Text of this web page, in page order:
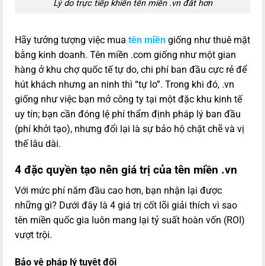
Lý do trực tiếp khiến tên miền .vn đắt hơn
Hãy tưởng tượng việc mua tên miền giống như thuê mặt
bằng kinh doanh. Tên miền .com giống như một gian
hàng ở khu chợ quốc tế tự do, chi phí ban đầu cực rẻ để
hút khách nhưng an ninh thì “tự lo”. Trong khi đó, .vn
giống như việc bạn mở công ty tại một đặc khu kinh tế
uy tín; bạn cần đóng lệ phí thẩm định pháp lý ban đầu
(phí khởi tạo), nhưng đổi lại là sự bảo hộ chặt chẽ và vị
thế lâu dài.
4 đặc quyền tạo nên giá trị của tên miền .vn
Với mức phí năm đầu cao hơn, bạn nhận lại được
những gì? Dưới đây là 4 giá trị cốt lõi giải thích vì sao
tên miền quốc gia luôn mang lại tỷ suất hoàn vốn (ROI)
vượt trội.
Bảo vệ pháp lý tuyệt đối